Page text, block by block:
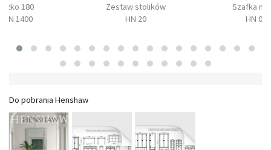
180
1400
Zestaw stolików
HN 20
Szafka
HN 04
Do pobrania Henshaw